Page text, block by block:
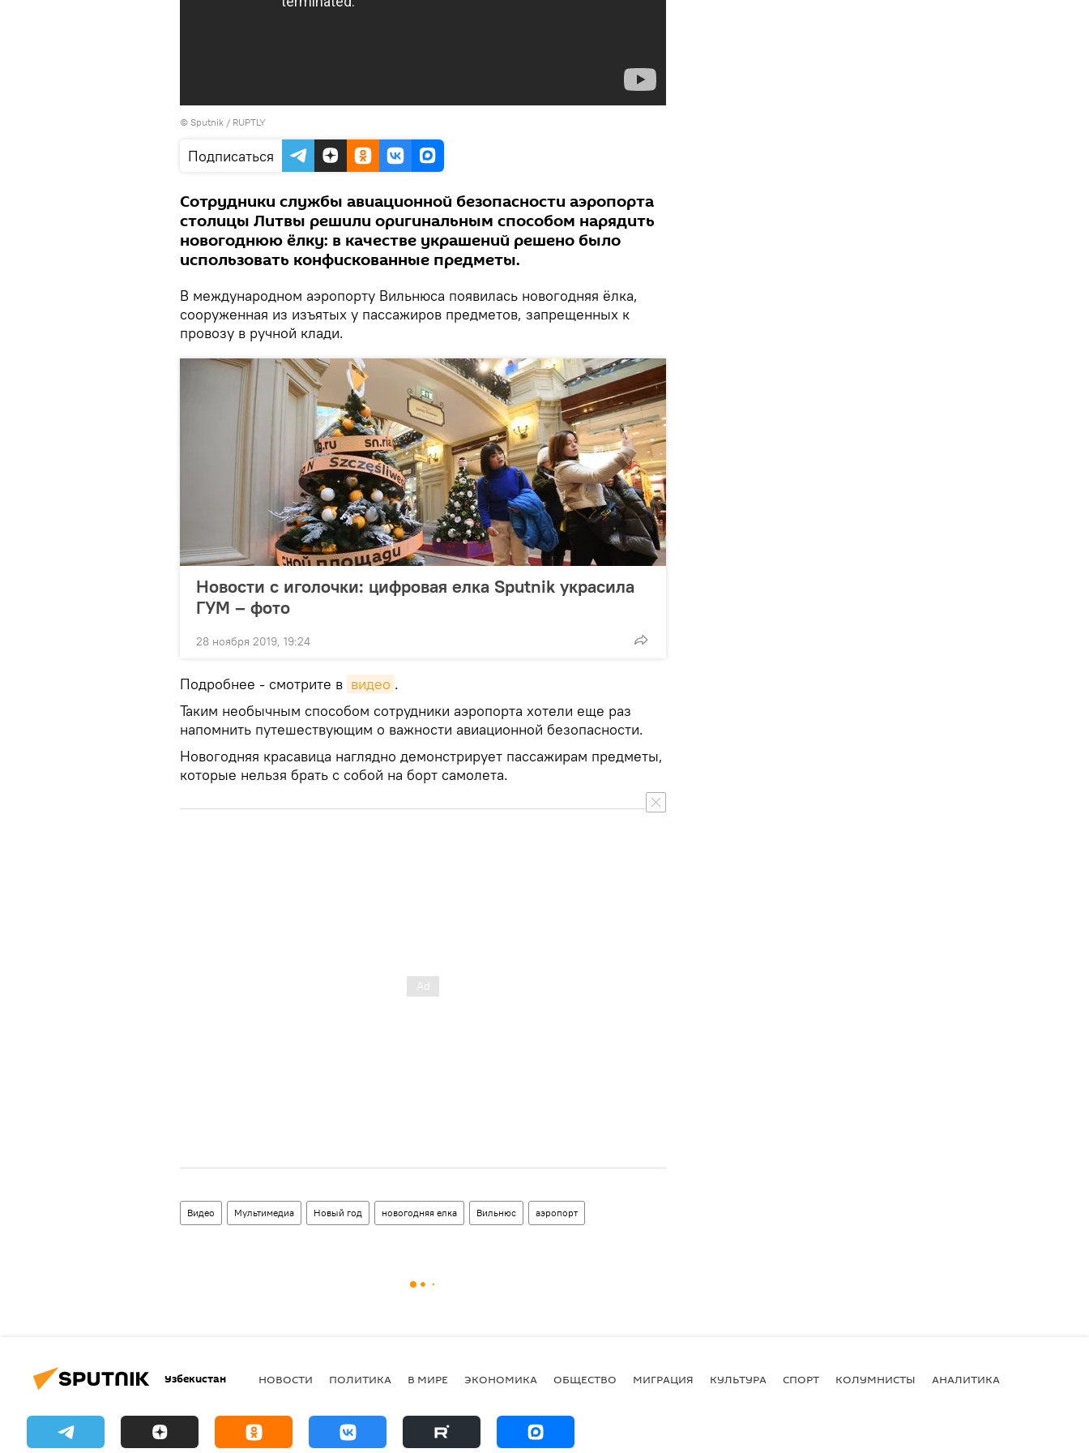
© Sputnik / RUPTLY
Подписаться
Сотрудники службы авиационной безопасности аэропорта
столицы Литвы решили оригинальным способом нарядить
новогоднюю ёлку: в качестве украшений решено было
использовать конфискованные предметы.
В международном аэропорту Вильнюса появилась новогодняя ёлка,
сооруженная из изъятых у пассажиров предметов, запрещенных к
провозу в ручной клади.
Новости с иголочки: цифровая елка Sputnik украсила
ГУМ – фото
28 ноября 2019, 19:24
Подробнее - смотрите в видео .
Таким необычным способом сотрудники аэропорта хотели еще раз
напомнить путешествующим о важности авиационной безопасности.
Новогодняя красавица наглядно демонстрирует пассажирам предметы,
которые нельзя брать с собой на борт самолета.
Видео Мультимедиа Новый год новогодняя елка Вильнюс аэропорт
Узбекистан НОВОСТИ ПОЛИТИКА В МИРЕ ЭКОНОМИКА ОБЩЕСТВО МИГРАЦИЯ КУЛЬТУРА СПОРТ КОЛУМНИСТЫ АНАЛИТИКА